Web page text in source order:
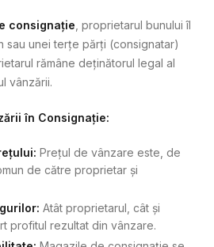
consignație , proprietarul bunului îl
sau unei terțe părți (consignatar)
rămâne deținătorul legal al
vânzării.
în Consignație:
Prețul de vânzare este, de
de către proprietar și
Atât proprietarul, cât și
profitul rezultat din vânzare.